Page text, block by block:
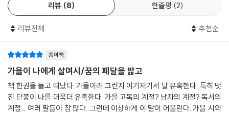
리뷰 8 한줄평 2
리뷰전체 추천순
종이책
가을이 나에게 살며시/꿈의 페달을 밟고
책 한권을 들고 떠났다. 가을이라 그런지 여기저기서 날 유혹한다. 특히 멋
진 단풍이 나를 더욱더 유혹한다. 가을 고독의 계절? 남자의 계절? 독서의
계절... 여러 말들이 참 많다. 그런데 이상하게 이 말이 어울린다. 가을 시와